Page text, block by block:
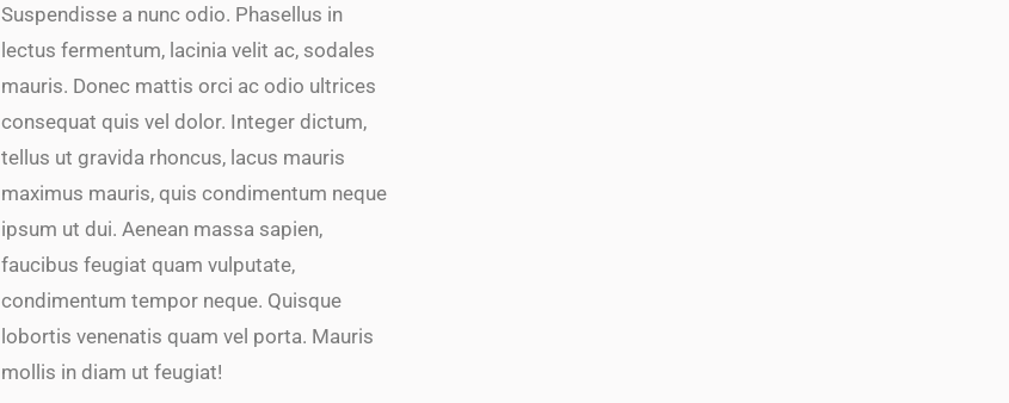
Suspendisse a nunc odio. Phasellus in
lectus fermentum, lacinia velit ac, sodales
mauris. Donec mattis orci ac odio ultrices
consequat quis vel dolor. Integer dictum,
tellus ut gravida rhoncus, lacus mauris
maximus mauris, quis condimentum neque
ipsum ut dui. Aenean massa sapien,
faucibus feugiat quam vulputate,
condimentum tempor neque. Quisque
lobortis venenatis quam vel porta. Mauris
mollis in diam ut feugiat!